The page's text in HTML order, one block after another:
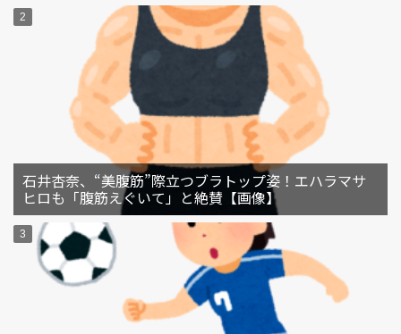
石井杏奈、“美腹筋”際立つブラトップ姿！エハラマサ
ヒロも「腹筋えぐいて」と絶賛【画像】